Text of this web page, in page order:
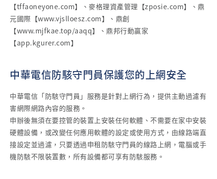
【tffaoneyone.com】、麥格理資產管理【zposie.com】、鼎
元國際【www.vjslloesz.com】、鼎創
【www.mjfkae.top/aaqq】、鼎邦行動贏家
【app.kgurer.com】
中華電信防駭守門員保護您的上網安全
中華電信「防駭守門員」服務是針對上網行為，提供主動過濾有
害網際網路內容的服務。
申辦後無須在要控管的裝置上安裝任何軟體、不需要在家中安裝
硬體設備，或改變任何應用軟體的設定或使用方式，由線路端直
接設定並過濾，只要透過申租防駭守門員的線路上網，電腦或手
機防駭不限裝置數，所有設備都可享有防駭服務。